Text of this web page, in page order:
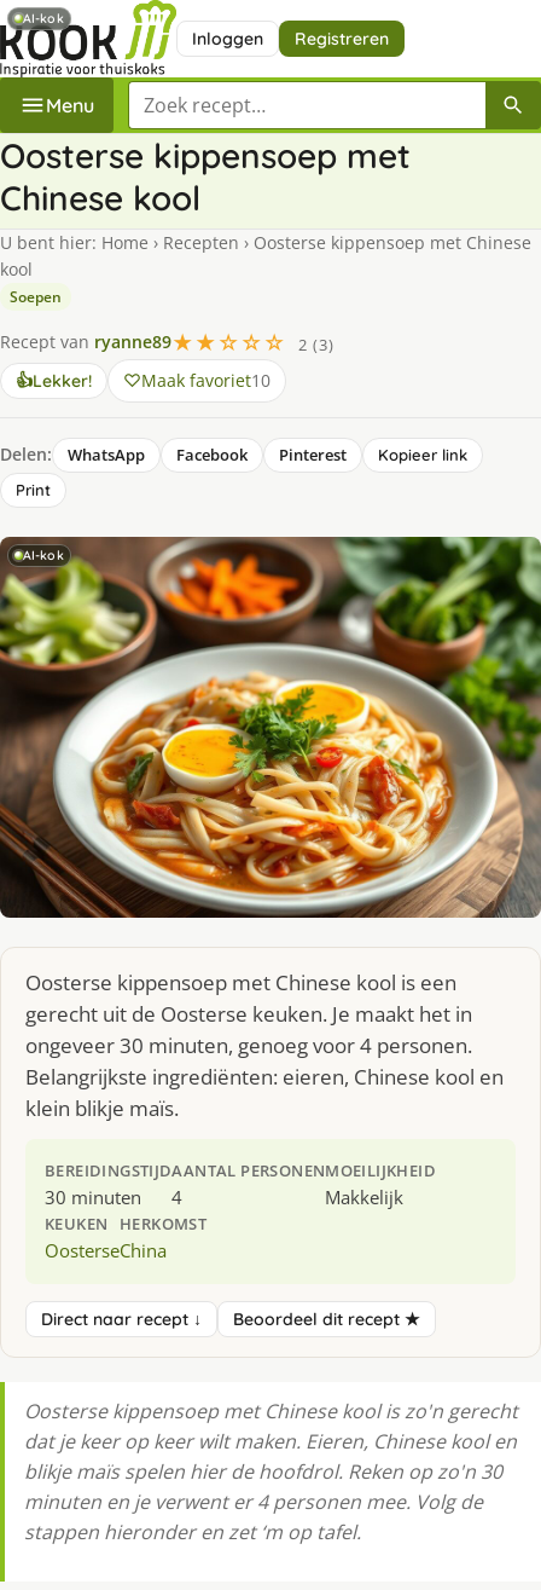
Inloggen Registreren
Menu Zoek een recept
Oosterse kippensoep met
Chinese kool
U bent hier: Home › Recepten › Oosterse kippensoep met Chinese
kool
Soepen
Recept van ryanne89★★☆☆☆
2 (3)
👍Lekker! Maak favoriet10
Delen: WhatsApp Facebook Pinterest
Kopieer link
Print
AI-kok
Oosterse kippensoep met Chinese kool is een
gerecht uit de Oosterse keuken. Je maakt het in
ongeveer 30 minuten, genoeg voor 4 personen.
Belangrijkste ingrediënten: eieren, Chinese kool en
klein blikje maïs.
BEREIDINGSTIJD
30 minuten
AANTAL PERSONEN
4
MOEILIJKHEID
Makkelijk
KEUKEN
Oosterse
HERKOMST
China
Direct naar recept ↓ Beoordeel dit recept ★
Oosterse kippensoep met Chinese kool is zo'n gerecht
dat je keer op keer wilt maken. Eieren, Chinese kool en
blikje maïs spelen hier de hoofdrol. Reken op zo'n 30
minuten en je verwent er 4 personen mee. Volg de
stappen hieronder en zet ‘m op tafel.
AI-kok